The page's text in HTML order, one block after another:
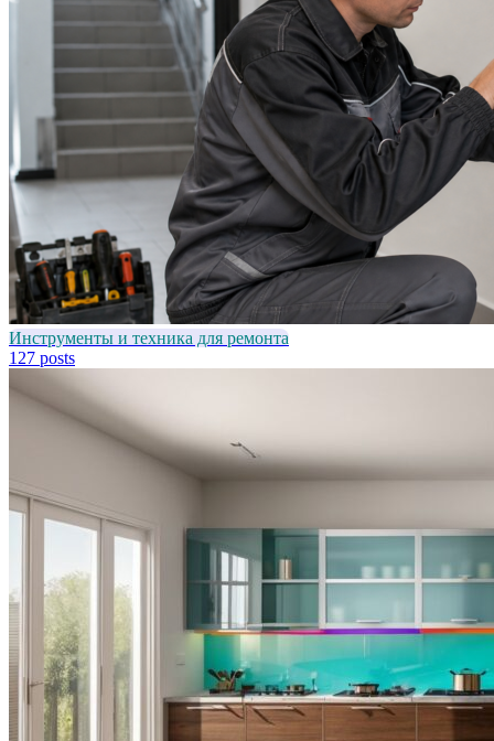
Инструменты и техника для ремонта
127 posts